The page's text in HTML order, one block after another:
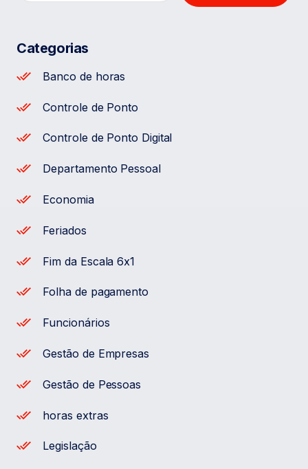
Categorias
Banco de horas
Controle de Ponto
Controle de Ponto Digital
Departamento Pessoal
Economia
Feriados
Fim da Escala 6x1
Folha de pagamento
Funcionários
Gestão de Empresas
Gestão de Pessoas
horas extras
Legislação